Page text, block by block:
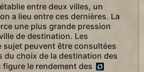
entre deux villes, un
a lieu entre ces dernières. La
une plus grande pression
de destination. Les
sujet peuvent être consultées
du choix de la destination des
le rendement des